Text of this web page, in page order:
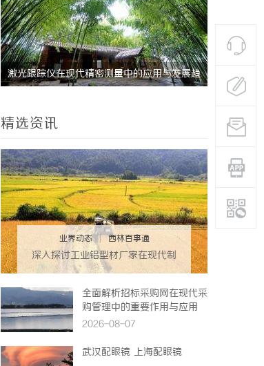
激光跟踪仪在现代精密测量中的应用与发展趋 贝净 AC
全解析
精选资讯
业界动态 | 西林百事通
深入探讨工业铝型材厂家在现代制
造业中的重要角色与发展趋势
全面解析招标采购网在现代采
购管理中的重要作用与应用
2026-08-07
武汉配眼镜 上海配眼镜